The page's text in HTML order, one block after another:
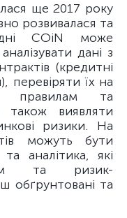
ще 2017 року
розвивалася та
COiN може
дані з
(кредитні
перевіряти їх на
правилам та
виявляти
ризики. На
можуть бути
аналітика, які
та ризик-
обґрунтовані та